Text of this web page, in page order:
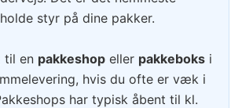
styr på dine pakker.
til en pakkeshop eller pakkeboks i
hvis du ofte er væk i
har typisk åbent til kl.